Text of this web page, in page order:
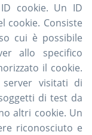
cookie. Un ID
cookie. Consiste
cui è possibile
allo specifico
il cookie.
visitati di
di test da
altri cookie. Un
riconosciuto e